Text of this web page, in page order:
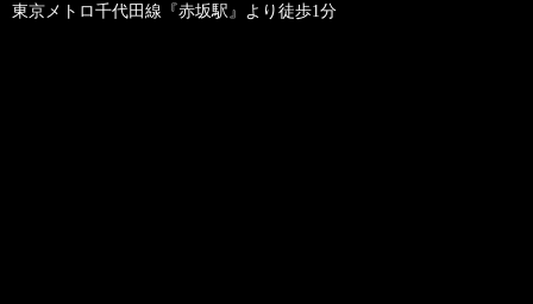
東京メトロ千代田線『赤坂駅』より徒歩1分